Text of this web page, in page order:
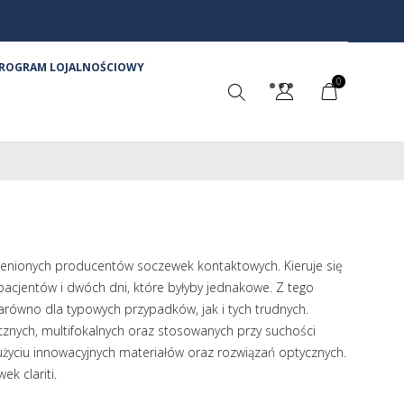
LOJALNOŚCIOWY
0
producentów soczewek kontaktowych. Kieruje się
i dwóch dni, które byłyby jednakowe. Z tego
dla typowych przypadków, jak i tych trudnych.
multifokalnych oraz stosowanych przy suchości
innowacyjnych materiałów oraz rozwiązań optycznych.
clariti.